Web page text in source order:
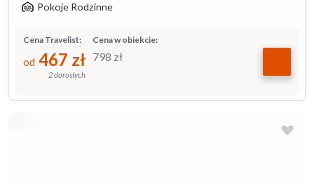
Pokoje Rodzinne
Cena w obiekcie:
798 zł
Cena Travelist:
od 467 zł
2 dorosłych